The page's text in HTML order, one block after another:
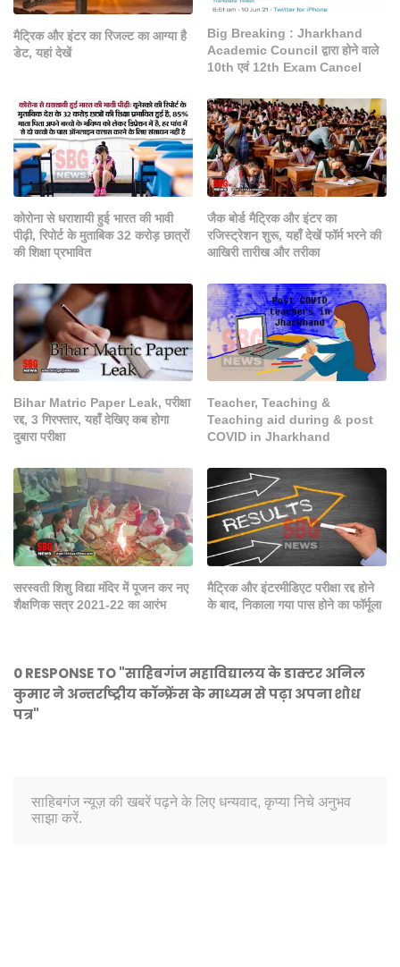
मैट्रिक और इंटर का रिजल्ट का आग्या है
डेट, यहां देखें
Big Breaking : Jharkhand
Academic Council द्वारा होने वाले
10th एवं 12th Exam Cancel
कोरोना से धराशायी हुई भारत की भावी
पीढ़ी, रिपोर्ट के मुताबिक 32 करोड़ छात्रों
की शिक्षा प्रभावित
जैक बोर्ड मैट्रिक और इंटर का
रजिस्ट्रेशन शुरू, यहाँ देखें फॉर्म भरने की
आखिरी तारीख और तरीका
Bihar Matric Paper Leak, परीक्षा
रद्द, 3 गिरफ्तार, यहाँ देखिए कब होगा
दुबारा परीक्षा
Teacher, Teaching &
Teaching aid during & post
COVID in Jharkhand
सरस्वती शिशु विद्या मंदिर में पूजन कर नए
शैक्षणिक सत्र 2021-22 का आरंभ
मैट्रिक और इंटरमीडिएट परीक्षा रद्द होने
के बाद, निकाला गया पास होने का फॉर्मूला
0 RESPONSE TO "साहिबगंज महाविद्यालय के डाक्टर अनिल
कुमार ने अन्तर्राष्ट्रीय कॉन्फ्रेंस के माध्यम से पढ़ा अपना शोध
पत्र"
साहिबगंज न्यूज़ की खबरें पढ़ने के लिए धन्यवाद, कृप्या निचे अनुभव
साझा करें.